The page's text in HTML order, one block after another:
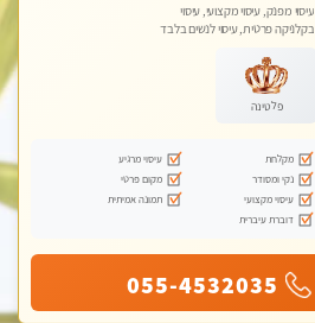
עיסוי מפנק, עיסוי מקצועי, עיסוי
בקלניקה פרטית, עיסוי לנשים בלבד
פלטינה
מקלחת
עיסוי מרגיע
נקי ומסודר
מקום פרטי
עיסוי מקצועי
תמונה אמיתית
דוברת עיברית
055-4532035